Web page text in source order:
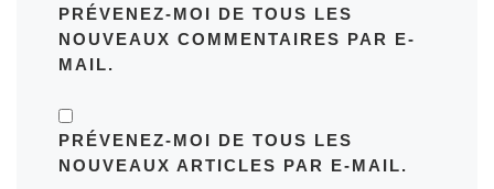
PRÉVENEZ-MOI DE TOUS LES
NOUVEAUX COMMENTAIRES PAR E-
MAIL.
PRÉVENEZ-MOI DE TOUS LES
NOUVEAUX ARTICLES PAR E-MAIL.